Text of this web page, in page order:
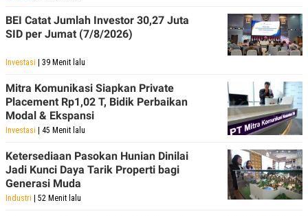
BEI Catat Jumlah Investor 30,27 Juta
SID per Jumat (7/8/2026)
Investasi | 39 Menit lalu
Mitra Komunikasi Siapkan Private
Placement Rp1,02 T, Bidik Perbaikan
Modal & Ekspansi
Investasi | 45 Menit lalu
Ketersediaan Pasokan Hunian Dinilai
Jadi Kunci Daya Tarik Properti bagi
Generasi Muda
Industri | 52 Menit lalu